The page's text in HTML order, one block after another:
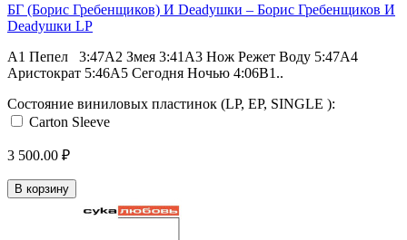
БГ (Борис Гребенщиков) И Deadушки ‎– Борис Гребенщиков И
Deadушки LP
A1 Пепел 3:47A2 Змея 3:41A3 Нож Режет Воду 5:47A4
Аристократ 5:46A5 Сегодня Ночью 4:06B1..
Состояние виниловых пластинок (LP, EP, SINGLE ):
Carton Sleeve
3 500.00 ₽
В корзину